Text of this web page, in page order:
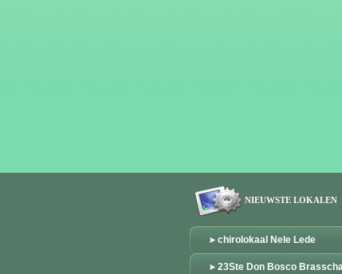
NIEUWSTE LOKALEN
chirolokaal Nele Lede
23Ste Don Bosco